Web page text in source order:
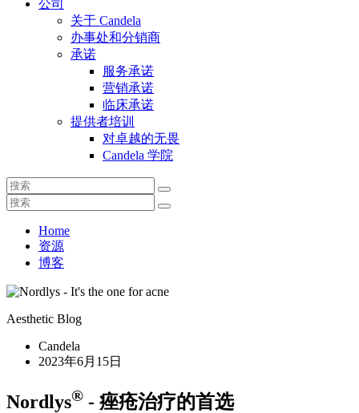
公司
关于 Candela
办事处和分销商
承诺
服务承诺
营销承诺
临床承诺
提供者培训
对卓越的无畏
Candela 学院
Home
资源
博客
Aesthetic Blog
Candela
2023年6月15日
Nordlys® - 痤疮治疗的首选